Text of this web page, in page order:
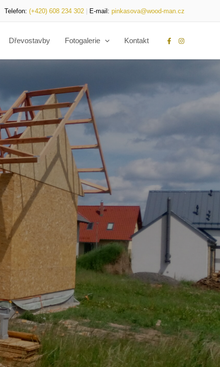
Telefon: (+420) 608 234 302 E-mail: pinkasova@wood-man.cz
Dřevostavby Fotogalerie Kontakt